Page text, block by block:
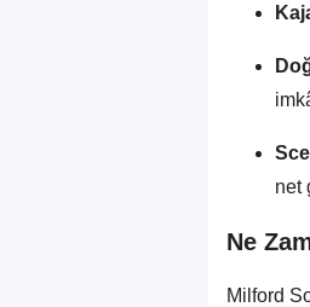
net
Ne
Milford